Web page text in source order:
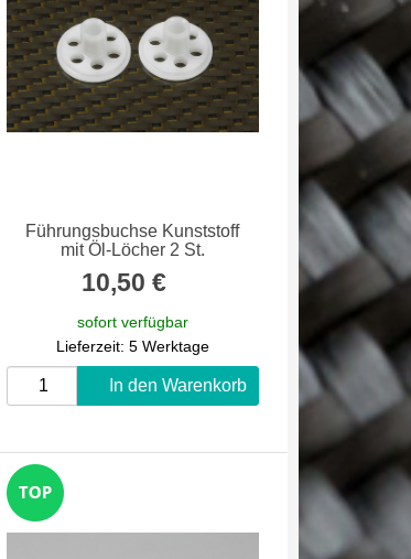
Führungsbuchse Kunststoff
mit Öl-Löcher 2 St.
10,50 €
sofort verfügbar
Lieferzeit: 5 Werktage
In den Warenkorb